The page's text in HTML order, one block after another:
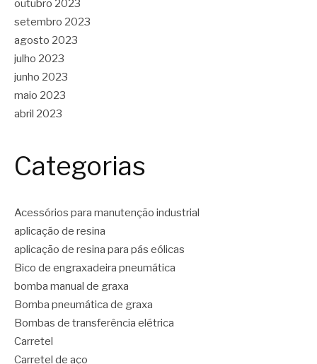
outubro 2023
setembro 2023
agosto 2023
julho 2023
junho 2023
maio 2023
abril 2023
Categorias
Acessórios para manutenção industrial
aplicação de resina
aplicação de resina para pás eólicas
Bico de engraxadeira pneumática
bomba manual de graxa
Bomba pneumática de graxa
Bombas de transferência elétrica
Carretel
Carretel de aço